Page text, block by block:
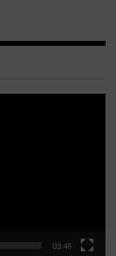
03:46